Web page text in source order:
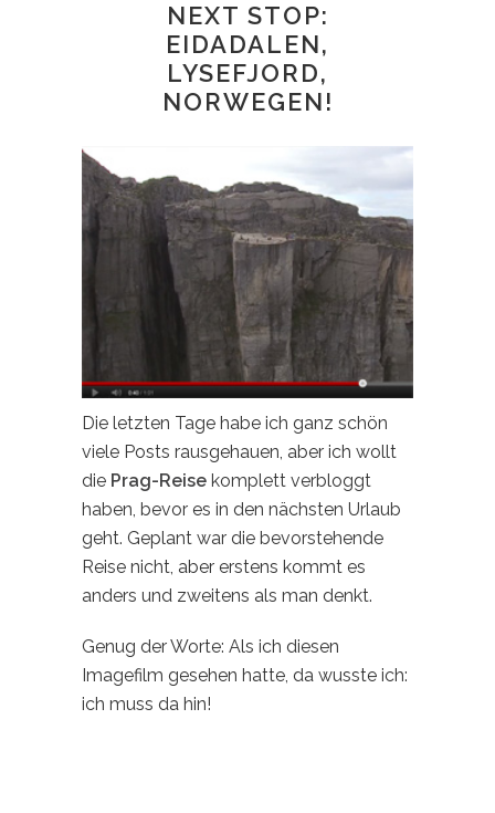
NEXT STOP:
EIDADALEN,
LYSEFJORD,
NORWEGEN!
Die letzten Tage habe ich ganz schön
viele Posts rausgehauen, aber ich wollt
die Prag-Reise komplett verbloggt
haben, bevor es in den nächsten Urlaub
geht. Geplant war die bevorstehende
Reise nicht, aber erstens kommt es
anders und zweitens als man denkt.
Genug der Worte: Als ich diesen
Imagefilm gesehen hatte, da wusste ich:
ich muss da hin!